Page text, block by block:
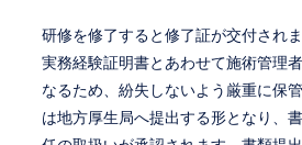
研修を修了すると修了証が交付され
実務経験証明書とあわせて施術管理
なるため、紛失しないよう厳重に保
は地方厚生局へ提出する形となり、